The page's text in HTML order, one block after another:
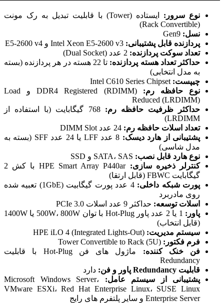
نوع سرور:
ایستاده (Tower) با قابلیت تبدیل به رک مونت
(Rack Convertible)
نسل:
پردازنده قابل پشتیبانی:
تعداد سوکت پردازنده:
حداکثر تعداد هسته پردازنده:
تا 22 هسته در هر پردازنده (بسته
به مدل انتخابی)
چیپست:
نوع حافظه رم:
DDR4 Registered (RDIMM) و Load
Reduced (LRDIMM)
حداکثر ظرفیت حافظه رم:
768 گیگابایت (با استفاده از
LRDIMM)
تعداد اسلات حافظه رم:
پشتیبانی از هارد دیسک:
8 عدد LFF یا 24 عدد SFF (بسته به
مدل شاسی)
نوع هارد قابل نصب:
کنترلر ذخیره سازی:
HPE Smart Array P440ar با کش 2
گیگابایت FBWC (قابل ارتقا)
پورت شبکه داخلی:
4 عدد پورت گیگابیت (1GbE) تعبیه شده
روی مادربرد
اسلات توسعه: حداکثر 9 عدد اسلات PCIe 3.0
پاور:
1 یا 2 عدد پاور Hot-Plug با توان 500W، 800W یا 1400W
(قابل انتخاب)
سیستم مدیریت:
فرم فکتور:
فن خنک کننده:
ماژول های فن Hot-Plug با قابلیت
Redundancy
قابلیت Redundancy پاور و فن:
دارد
پشتیبانی از سیستم عامل:
Microsoft Windows Server،
VMware ESXi، Red Hat Enterprise Linux، SUSE Linux
Enterprise Server و سایر پلتفرم های رایج